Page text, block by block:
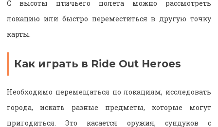
С высоты птичьего полета можно рассмотреть
локацию или быстро переместиться в другую точку
карты.
Как играть в Ride Out Heroes
Необходимо перемещаться по локациям, исследовать
города, искать разные предметы, которые могут
пригодиться. Это касается оружия, сундуков с